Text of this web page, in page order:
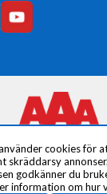
cookies för
skräddarsy
godkänner du
information om hur